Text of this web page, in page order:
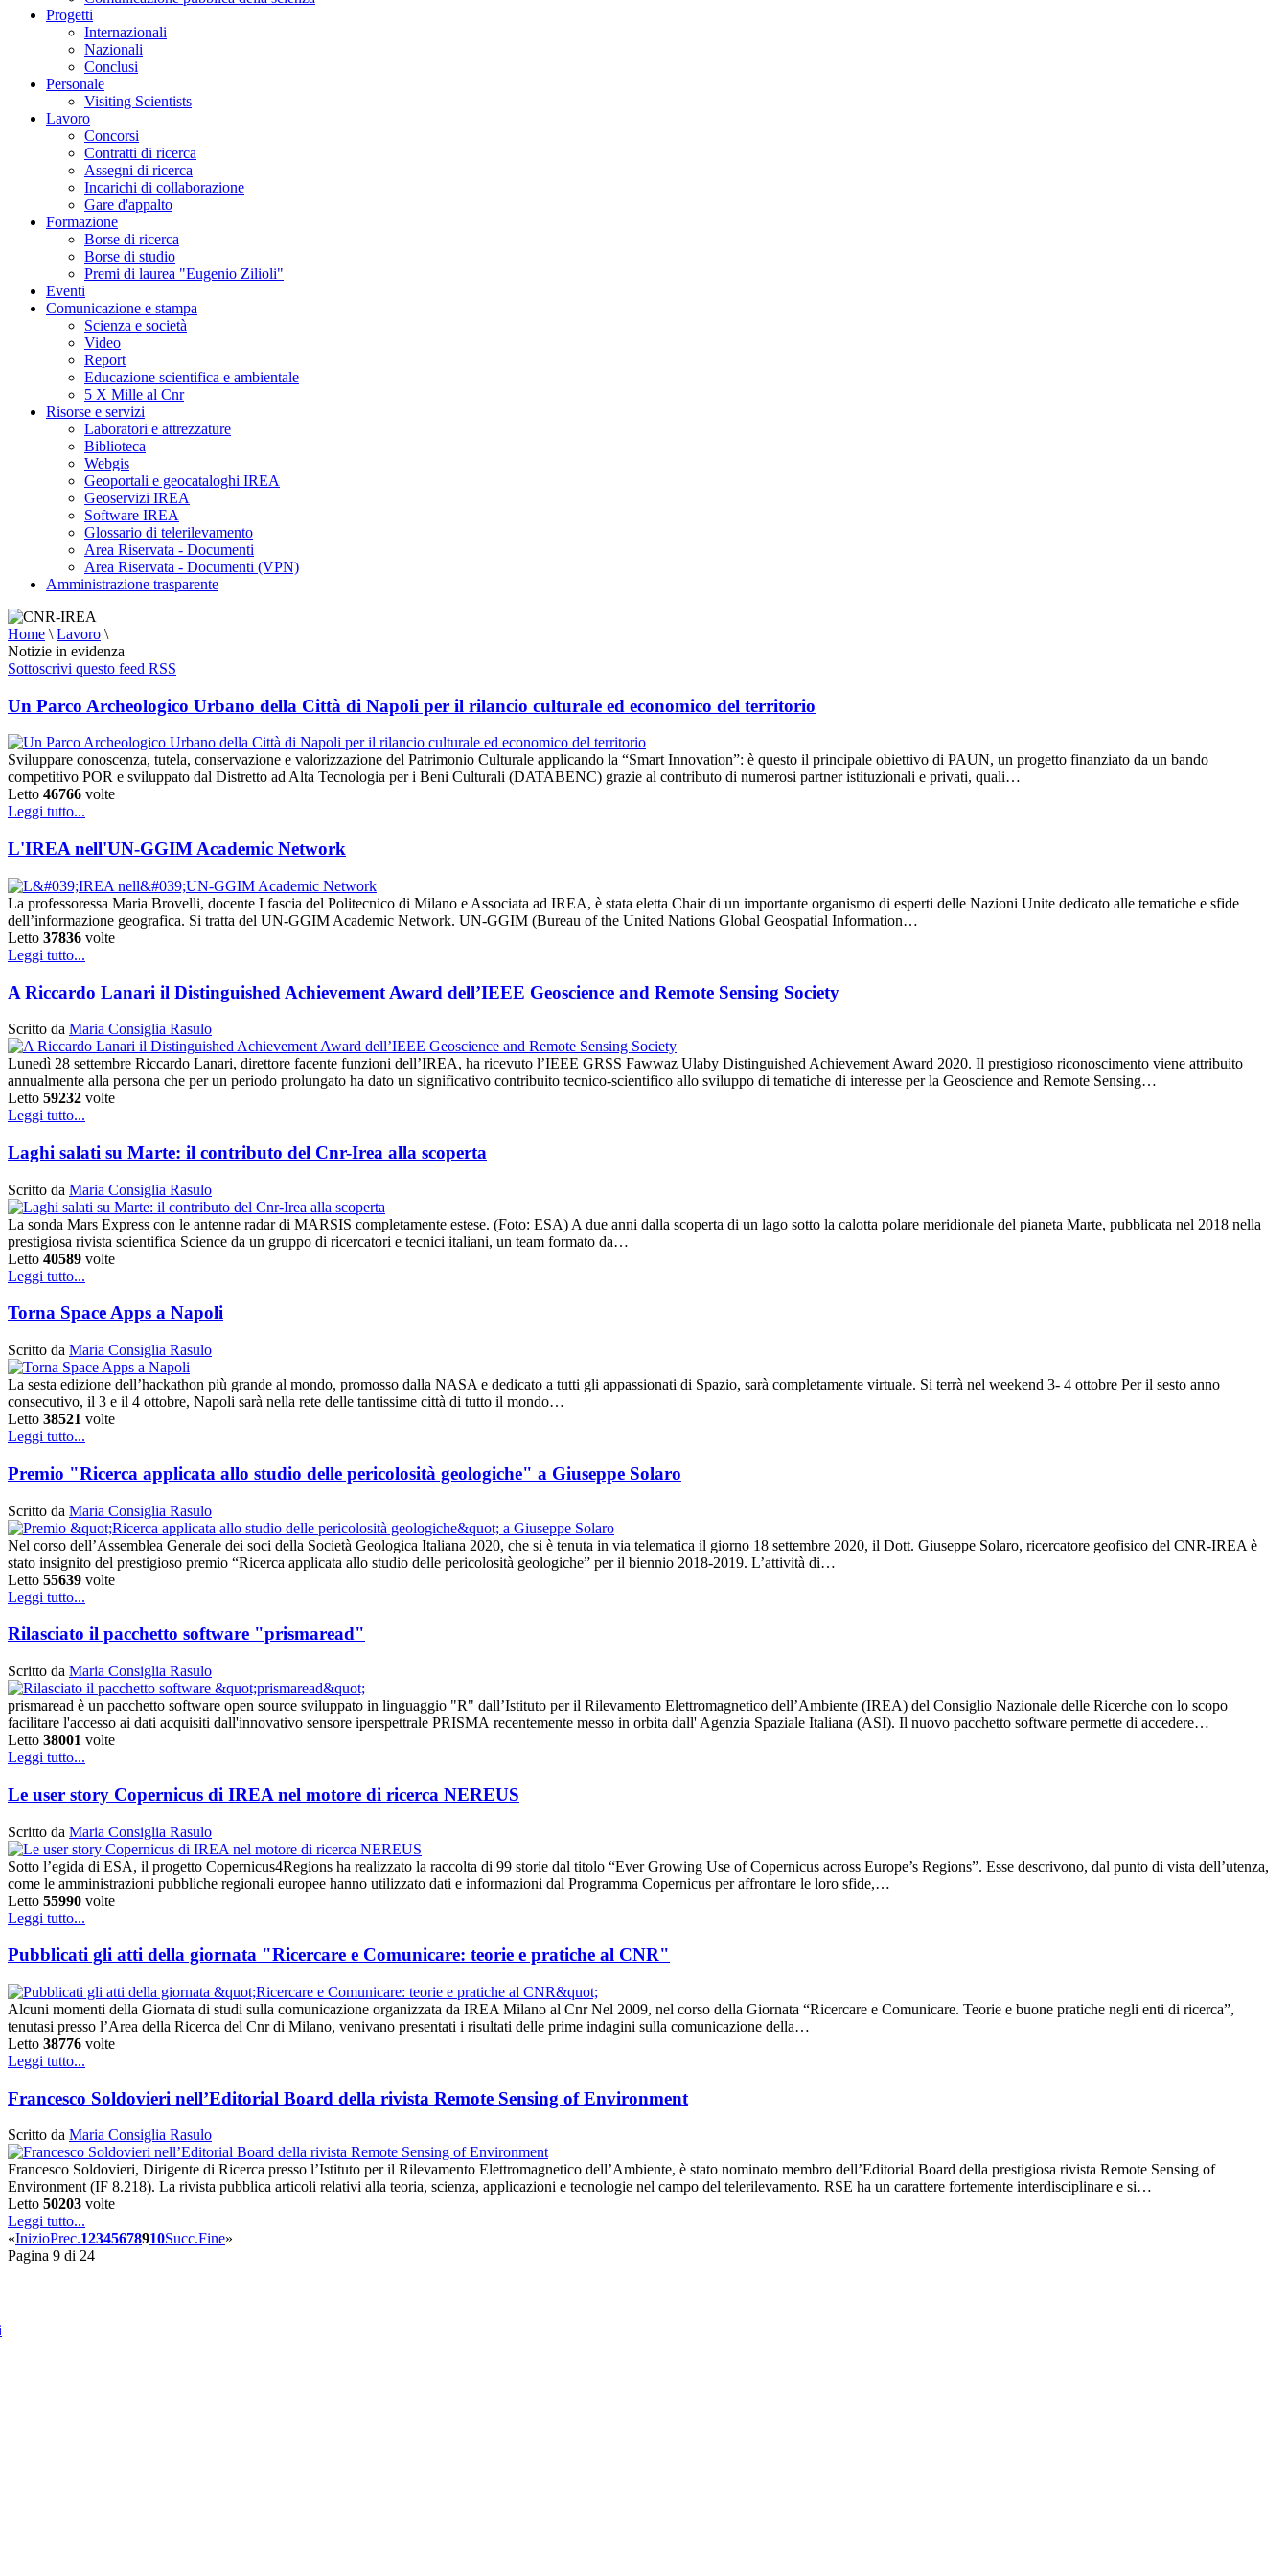
Progetti
Internazionali
Nazionali
Conclusi
Personale
Visiting Scientists
Lavoro
Concorsi
Contratti di ricerca
Assegni di ricerca
Incarichi di collaborazione
Gare d'appalto
Formazione
Borse di ricerca
Borse di studio
Premi di laurea "Eugenio Zilioli"
Eventi
Comunicazione e stampa
Scienza e società
Video
Report
Educazione scientifica e ambientale
5 X Mille al Cnr
Risorse e servizi
Laboratori e attrezzature
Biblioteca
Webgis
Geoportali e geocataloghi IREA
Geoservizi IREA
Software IREA
Glossario di telerilevamento
Area Riservata - Documenti
Area Riservata - Documenti (VPN)
Amministrazione trasparente
Home \ Lavoro \
Notizie in evidenza
Sottoscrivi questo feed RSS
Un Parco Archeologico Urbano della Città di Napoli per il rilancio culturale ed economico del territorio
Sviluppare conoscenza, tutela, conservazione e valorizzazione del Patrimonio Culturale applicando la “Smart Innovation”: è questo il principale obiettivo di PAUN, un progetto finanziato da un bando
competitivo POR e sviluppato dal Distretto ad Alta Tecnologia per i Beni Culturali (DATABENC) grazie al contributo di numerosi partner istituzionali e privati, quali…
Letto 46766 volte
Leggi tutto...
L'IREA nell'UN-GGIM Academic Network
La professoressa Maria Brovelli, docente I fascia del Politecnico di Milano e Associata ad IREA, è stata eletta Chair di un importante organismo di esperti delle Nazioni Unite dedicato alle tematiche e sfide
dell’informazione geografica. Si tratta del UN-GGIM Academic Network. UN-GGIM (Bureau of the United Nations Global Geospatial Information…
Letto 37836 volte
Leggi tutto...
A Riccardo Lanari il Distinguished Achievement Award dell’IEEE Geoscience and Remote Sensing Society
Scritto da Maria Consiglia Rasulo
Lunedì 28 settembre Riccardo Lanari, direttore facente funzioni dell’IREA, ha ricevuto l’IEEE GRSS Fawwaz Ulaby Distinguished Achievement Award 2020. Il prestigioso riconoscimento viene attribuito
annualmente alla persona che per un periodo prolungato ha dato un significativo contribuito tecnico-scientifico allo sviluppo di tematiche di interesse per la Geoscience and Remote Sensing…
Letto 59232 volte
Leggi tutto...
Laghi salati su Marte: il contributo del Cnr-Irea alla scoperta
Scritto da Maria Consiglia Rasulo
La sonda Mars Express con le antenne radar di MARSIS completamente estese. (Foto: ESA) A due anni dalla scoperta di un lago sotto la calotta polare meridionale del pianeta Marte, pubblicata nel 2018 nella
prestigiosa rivista scientifica Science da un gruppo di ricercatori e tecnici italiani, un team formato da…
Letto 40589 volte
Leggi tutto...
Torna Space Apps a Napoli
Scritto da Maria Consiglia Rasulo
La sesta edizione dell’hackathon più grande al mondo, promosso dalla NASA e dedicato a tutti gli appassionati di Spazio, sarà completamente virtuale. Si terrà nel weekend 3- 4 ottobre Per il sesto anno
consecutivo, il 3 e il 4 ottobre, Napoli sarà nella rete delle tantissime città di tutto il mondo…
Letto 38521 volte
Leggi tutto...
Premio "Ricerca applicata allo studio delle pericolosità geologiche" a Giuseppe Solaro
Scritto da Maria Consiglia Rasulo
Nel corso dell’Assemblea Generale dei soci della Società Geologica Italiana 2020, che si è tenuta in via telematica il giorno 18 settembre 2020, il Dott. Giuseppe Solaro, ricercatore geofisico del CNR-IREA è
stato insignito del prestigioso premio “Ricerca applicata allo studio delle pericolosità geologiche” per il biennio 2018-2019. L’attività di…
Letto 55639 volte
Leggi tutto...
Rilasciato il pacchetto software "prismaread"
Scritto da Maria Consiglia Rasulo
prismaread è un pacchetto software open source sviluppato in linguaggio "R" dall’Istituto per il Rilevamento Elettromagnetico dell’Ambiente (IREA) del Consiglio Nazionale delle Ricerche con lo scopo
facilitare l'accesso ai dati acquisiti dall'innovativo sensore iperspettrale PRISMA recentemente messo in orbita dall' Agenzia Spaziale Italiana (ASI). Il nuovo pacchetto software permette di accedere…
Letto 38001 volte
Leggi tutto...
Le user story Copernicus di IREA nel motore di ricerca NEREUS
Scritto da Maria Consiglia Rasulo
Sotto l’egida di ESA, il progetto Copernicus4Regions ha realizzato la raccolta di 99 storie dal titolo “Ever Growing Use of Copernicus across Europe’s Regions”. Esse descrivono, dal punto di vista dell’utenza,
come le amministrazioni pubbliche regionali europee hanno utilizzato dati e informazioni dal Programma Copernicus per affrontare le loro sfide,…
Letto 55990 volte
Leggi tutto...
Pubblicati gli atti della giornata "Ricercare e Comunicare: teorie e pratiche al CNR"
Alcuni momenti della Giornata di studi sulla comunicazione organizzata da IREA Milano al Cnr Nel 2009, nel corso della Giornata “Ricercare e Comunicare. Teorie e buone pratiche negli enti di ricerca”,
tenutasi presso l’Area della Ricerca del Cnr di Milano, venivano presentati i risultati delle prime indagini sulla comunicazione della…
Letto 38776 volte
Leggi tutto...
Francesco Soldovieri nell’Editorial Board della rivista Remote Sensing of Environment
Scritto da Maria Consiglia Rasulo
Francesco Soldovieri, Dirigente di Ricerca presso l’Istituto per il Rilevamento Elettromagnetico dell’Ambiente, è stato nominato membro dell’Editorial Board della prestigiosa rivista Remote Sensing of
Environment (IF 8.218). La rivista pubblica articoli relativi alla teoria, scienza, applicazioni e tecnologie nel campo del telerilevamento. RSE ha un carattere fortemente interdisciplinare e si…
Letto 50203 volte
Leggi tutto...
«InizioPrec.12345678910Succ.Fine»
Pagina 9 di 24